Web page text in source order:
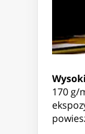
170 g/